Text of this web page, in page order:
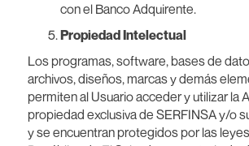
con el Banco Adquirente.
Propiedad Intelectual
Los programas, software, bases de
archivos, diseños, marcas y demás
permiten al Usuario acceder y utilizar la
propiedad exclusiva de SERFINSA y/o
y se encuentran protegidos por las